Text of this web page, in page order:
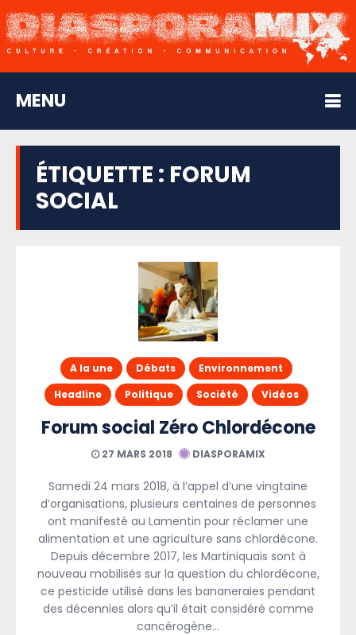
MENU
ÉTIQUETTE : FORUM
SOCIAL
A la une Débats
Environnement
Headline
Politique Société Vidéos
Forum social Zéro Chlordécone
27 MARS 2018 DIASPORAMIX
Samedi 24 mars 2018, à l’appel d’une vingtaine
d’organisations, plusieurs centaines de personnes
ont manifesté au Lamentin pour réclamer une
alimentation et une agriculture sans chlordécone.
Depuis décembre 2017, les Martiniquais sont à
nouveau mobilisés sur la question du chlordécone,
ce pesticide utilisé dans les bananeraies pendant
des décennies alors qu’il était considéré comme
cancérogène…